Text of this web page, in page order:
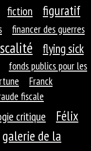
fiction figuratif
financer des guerres
flying sick
fonds publics pour les
Franck
fiscale
critique
Félix
galerie de la